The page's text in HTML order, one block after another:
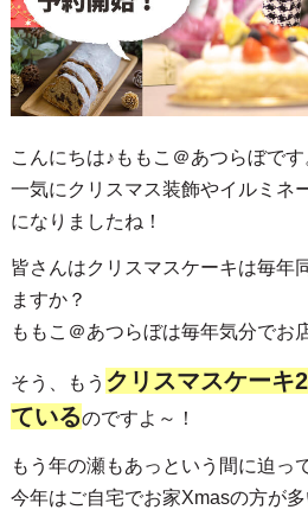
こんにちは♪ももこ＠あつらぼで
一気にクリスマス装飾やイルミネ
になりましたね！
皆さんはクリスマスケーキは毎年
ますか？
ももこ＠あつらぼは毎年気分でお
そう、もう クリスマスケーキ
ているのですよ～！
もう年の瀬もあっという間に迫っ
今年はご自宅でお家Xmasの方が